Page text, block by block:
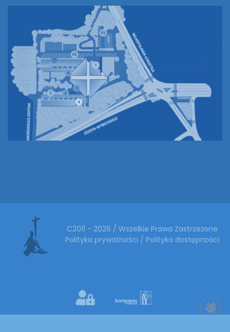
C2011 - 2026 / Wszelkie Prawa Zastrzeżone
Polityka prywatności / Polityka dostępności